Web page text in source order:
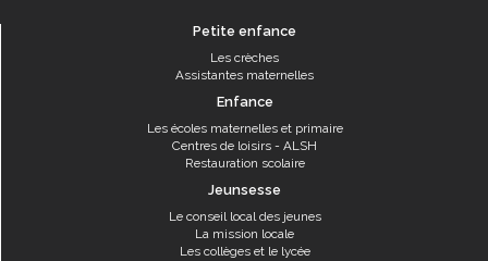
Petite enfance
Les crèches
Assistantes maternelles
Enfance
Les écoles maternelles et primaire
Centres de loisirs - ALSH
Restauration scolaire
Jeunsesse
Le conseil local des jeunes
La mission locale
Les collèges et le lycée